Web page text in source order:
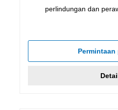
perlindungan dan